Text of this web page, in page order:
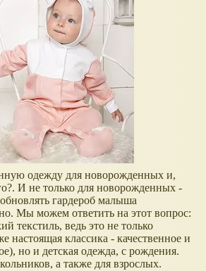
одежду для новорожденных и,
И не только для новорожденных -
гардероб малыша
Мы можем ответить на этот вопрос:
текстиль, ведь это не только
настоящая классика - качественное и
но и детская одежда, с рождения.
а также для взрослых.